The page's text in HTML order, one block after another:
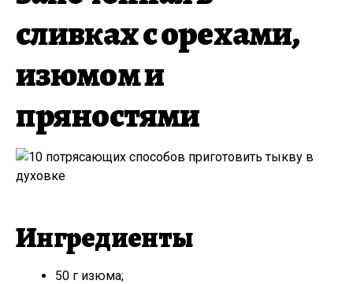
сливках с орехами,
изюмом и
пряностями
Ингредиенты
50 г изюма;